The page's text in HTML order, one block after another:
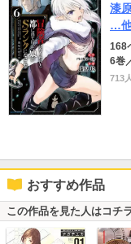
漆
…
168
6巻
713人
おすすめ作品
この作品を見た人はコチ